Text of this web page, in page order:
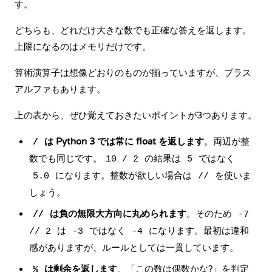
す。
どちらも、どれだけ大きな数でも正確な答えを返します。
上限になるのはメモリだけです。
算術演算子は想像どおりのものが揃っていますが、プラス
アルファもあります。
上の表から、ぜひ覚えておきたいポイントが3つあります。
/ は Python 3 では常に float を返します。両辺が整
数でも同じです。
10 / 2 の結果は 5 ではなく
5.0 になります。整数が欲しい場合は //
を使いま
しょう。
// は負の無限大方向に丸められます。そのため
-7
// 2
は -3 ではなく -4
になります。最初は違和
感がありますが、ルールとしては一貫しています。
% は剰余を返します。「この数は偶数かな?」を判定